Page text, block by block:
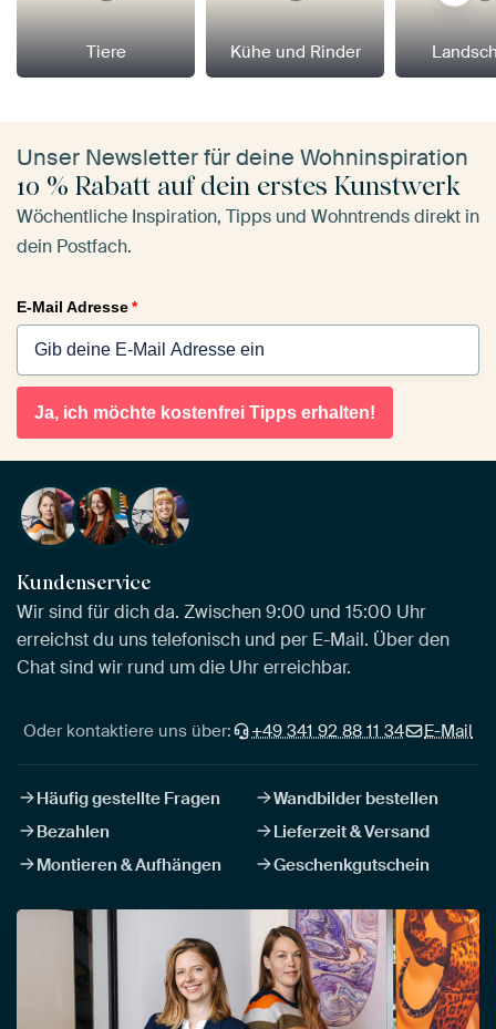
Tiere Kühe und Rinder
Unser Newsletter für deine Wohninspiration
10 % Rabatt auf dein erstes Kunstwerk
Wöchentliche Inspiration, Tipps und Wohntrends direkt in
dein Postfach.
E-Mail Adresse*
Ja, ich möchte kostenfrei Tipps erhalten!
Kundenservice
Wir sind für dich da. Zwischen 9:00 und 15:00 Uhr
erreichst du uns telefonisch und per E-Mail. Über den
Chat sind wir rund um die Uhr erreichbar.
Oder kontaktiere uns über: +49 341 92 88 11 34 E-Mail
Häufig gestellte Fragen
Wandbilder bestellen
Bezahlen
Lieferzeit & Versand
Montieren & Aufhängen
Geschenkgutschein